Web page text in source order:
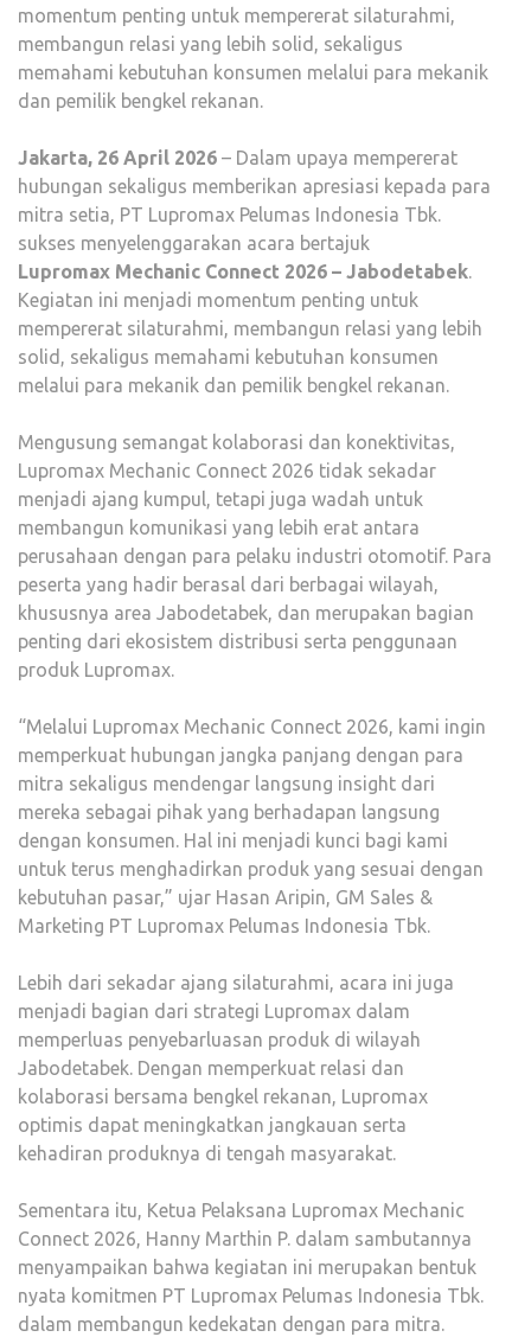
momentum penting untuk mempererat silaturahmi,
membangun relasi yang lebih solid, sekaligus
memahami kebutuhan konsumen melalui para mekanik
dan pemilik bengkel rekanan.
Jakarta, 26 April 2026 – Dalam upaya mempererat
hubungan sekaligus memberikan apresiasi kepada para
mitra setia, PT Lupromax Pelumas Indonesia Tbk.
sukses menyelenggarakan acara bertajuk
Lupromax Mechanic Connect 2026 – Jabodetabek.
Kegiatan ini menjadi momentum penting untuk
mempererat silaturahmi, membangun relasi yang lebih
solid, sekaligus memahami kebutuhan konsumen
melalui para mekanik dan pemilik bengkel rekanan.
Mengusung semangat kolaborasi dan konektivitas,
Lupromax Mechanic Connect 2026 tidak sekadar
menjadi ajang kumpul, tetapi juga wadah untuk
membangun komunikasi yang lebih erat antara
perusahaan dengan para pelaku industri otomotif. Para
peserta yang hadir berasal dari berbagai wilayah,
khususnya area Jabodetabek, dan merupakan bagian
penting dari ekosistem distribusi serta penggunaan
produk Lupromax.
“Melalui Lupromax Mechanic Connect 2026, kami ingin
memperkuat hubungan jangka panjang dengan para
mitra sekaligus mendengar langsung insight dari
mereka sebagai pihak yang berhadapan langsung
dengan konsumen. Hal ini menjadi kunci bagi kami
untuk terus menghadirkan produk yang sesuai dengan
kebutuhan pasar,” ujar Hasan Aripin, GM Sales &
Marketing PT Lupromax Pelumas Indonesia Tbk.
Lebih dari sekadar ajang silaturahmi, acara ini juga
menjadi bagian dari strategi Lupromax dalam
memperluas penyebarluasan produk di wilayah
Jabodetabek. Dengan memperkuat relasi dan
kolaborasi bersama bengkel rekanan, Lupromax
optimis dapat meningkatkan jangkauan serta
kehadiran produknya di tengah masyarakat.
Sementara itu, Ketua Pelaksana Lupromax Mechanic
Connect 2026, Hanny Marthin P. dalam sambutannya
menyampaikan bahwa kegiatan ini merupakan bentuk
nyata komitmen PT Lupromax Pelumas Indonesia Tbk.
dalam membangun kedekatan dengan para mitra.